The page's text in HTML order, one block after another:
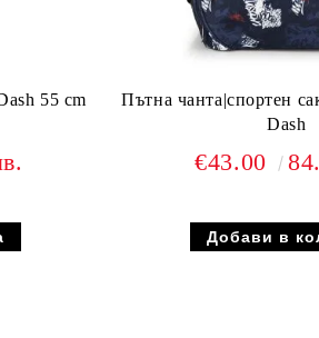
55 cm
Пътна чанта|спортен
Dash
€43.00